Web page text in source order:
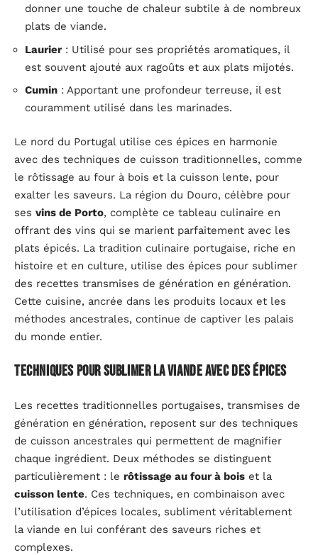
donner une touche de chaleur subtile à de nombreux
plats de viande.
Laurier: Utilisé pour ses propriétés aromatiques, il
est souvent ajouté aux ragoûts et aux plats mijotés.
Cumin : Apportant une profondeur terreuse, il est
couramment utilisé dans les marinades.
Le nord du Portugal utilise ces épices en harmonie
avec des techniques de cuisson traditionnelles, comme
le rôtissage au four à bois et la cuisson lente, pour
exalter les saveurs. La région du Douro, célèbre pour
ses vins de Porto, complète ce tableau culinaire en
offrant des vins qui se marient parfaitement avec les
plats épicés. La tradition culinaire portugaise, riche en
histoire et en culture, utilise des épices pour sublimer
des recettes transmises de génération en génération.
Cette cuisine, ancrée dans les produits locaux et les
méthodes ancestrales, continue de captiver les palais
du monde entier.
Techniques pour sublimer la viande avec des épices
Les recettes traditionnelles portugaises, transmises de
génération en génération, reposent sur des techniques
de cuisson ancestrales qui permettent de magnifier
chaque ingrédient. Deux méthodes se distinguent
particulièrement : le rôtissage au four à bois et la
cuisson lente. Ces techniques, en combinaison avec
l’utilisation d’épices locales, subliment véritablement
la viande en lui conférant des saveurs riches et
complexes.